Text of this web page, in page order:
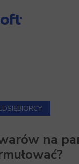
na